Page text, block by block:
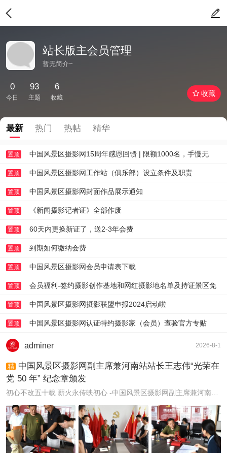
站长版主会员管理
暂无简介~
0
今日
93
主题
6
收藏 收藏
最新 热门 热帖 精华
置顶 中国风景区摄影网15周年感恩回馈 | 限额1000名，手慢无
置顶 中国风景区摄影网工作站（俱乐部）设立条件及职责
置顶 中国风景区摄影网封面作品展示通知
置顶 《新闻摄影记者证》全部作废
置顶 60天内更换新证了，送2-3年会费
置顶 到期如何缴纳会费
置顶 中国风景区摄影网会员申请表下载
置顶 会员福利-签约摄影创作基地和网红摄影地名单及持证景区免
门票体验帖-请文后登记
置顶 中国风景区摄影网摄影联盟申报2024启动啦
置顶 中国风景区摄影网认证特约摄影家（会员）查验官方专贴
adminer 2026-8-1
精 中国风景区摄影网副主席兼河南站站长王志伟“光荣在
党 50 年” 纪念章颁发